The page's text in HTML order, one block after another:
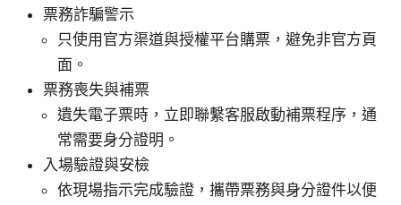
票務詐騙警示
只使用官方渠道與授權平台購票，避免非官方頁
面。
票務喪失與補票
遺失電子票時，立即聯繫客服啟動補票程序，通
常需要身分證明。
入場驗證與安檢
依現場指示完成驗證，攜帶票務與身分證件以便